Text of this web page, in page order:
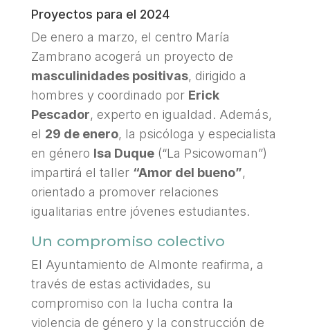
Proyectos para el 2024
De enero a marzo, el centro María
Zambrano acogerá un proyecto de
masculinidades positivas, dirigido a
hombres y coordinado por Erick
Pescador, experto en igualdad. Además,
el 29 de enero, la psicóloga y especialista
en género Isa Duque(“La Psicowoman”)
impartirá el taller “Amor del bueno”,
orientado a promover relaciones
igualitarias entre jóvenes estudiantes.
Un compromiso colectivo
El Ayuntamiento de Almonte reafirma, a
través de estas actividades, su
compromiso con la lucha contra la
violencia de género y la construcción de